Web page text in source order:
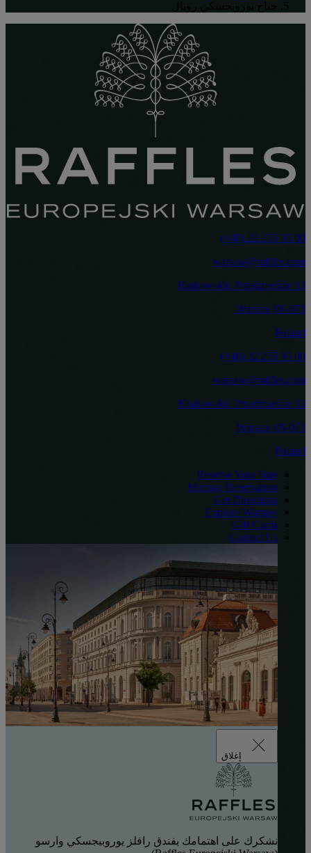
‎(+48) 22 255 95 00‏
warsaw@raffles.com
Krakowskie Przedmieście 13
00-071 Warsaw
Poland
‎(+48) 22 255 95 00‏
warsaw@raffles.com
Krakowskie Przedmieście 13
00-071 Warsaw
Poland
Reserve Your Stay
Manage Reservation
Get Directions
Explore Warsaw
Gift Cards
Contact Us
إغلاق
نشكرك على اهتمامك بفندق رافلز يوروبيجسكي وارسو